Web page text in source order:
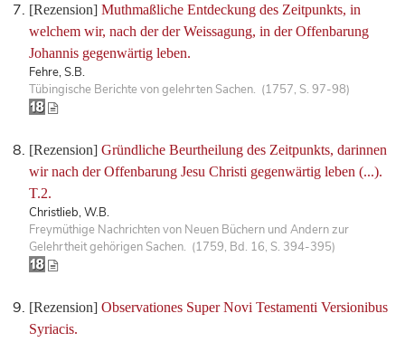
[Rezension] Muthmaßliche Entdeckung des Zeitpunkts, in
welchem wir, nach der der Weissagung, in der Offenbarung
Johannis gegenwärtig leben.
Fehre, S.B.
Tübingische Berichte von gelehrten Sachen. (1757, S. 97-98)
[Rezension] Gründliche Beurtheilung des Zeitpunkts, darinnen
wir nach der Offenbarung Jesu Christi gegenwärtig leben (...).
T.2.
Christlieb, W.B.
Freymüthige Nachrichten von Neuen Büchern und Andern zur
Gelehrtheit gehörigen Sachen. (1759, Bd. 16, S. 394-395)
[Rezension] Observationes Super Novi Testamenti Versionibus
Syriacis.